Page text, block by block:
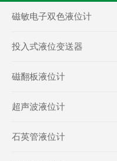
磁敏电子双色液位计
投入式液位变送器
磁翻板液位计
超声波液位计
石英管液位计